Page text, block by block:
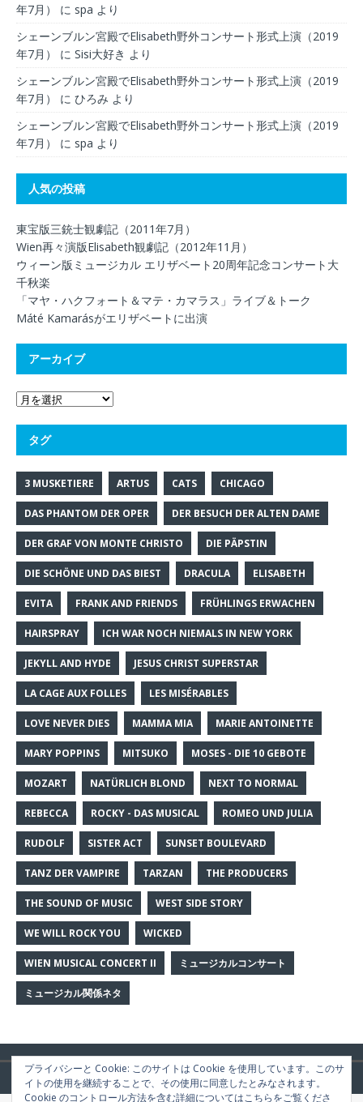
年7月）
に spa より
シェーンブルン宮殿でElisabeth野外コンサート形式上演（2019
年7月）
に Sisi大好き より
シェーンブルン宮殿でElisabeth野外コンサート形式上演（2019
年7月）
に ひろみ より
シェーンブルン宮殿でElisabeth野外コンサート形式上演（2019
年7月）
に spa より
人気の投稿
東宝版三銃士観劇記（2011年7月）
Wien再々演版Elisabeth観劇記（2012年11月）
ウィーン版ミュージカル エリザベート20周年記念コンサート大
千秋楽
「マヤ・ハクフォート＆マテ・カマラス」ライブ＆トーク
Máté Kamarásがエリザベートに出演
アーカイブ
タグ
3 MUSKETIERE ARTUS CATS CHICAGO
DAS PHANTOM DER OPER DER BESUCH DER ALTEN DAME
DER GRAF VON MONTE CHRISTO DIE PÄPSTIN
DIE SCHÖNE UND DAS BIEST DRACULA ELISABETH
EVITA FRANK AND FRIENDS FRÜHLINGS ERWACHEN
HAIRSPRAY ICH WAR NOCH NIEMALS IN NEW YORK
JEKYLL AND HYDE JESUS CHRIST SUPERSTAR
LA CAGE AUX FOLLES LES MISÉRABLES
LOVE NEVER DIES MAMMA MIA MARIE ANTOINETTE
MARY POPPINS MITSUKO MOSES - DIE 10 GEBOTE
MOZART NATÜRLICH BLOND NEXT TO NORMAL
REBECCA ROCKY - DAS MUSICAL ROMEO UND JULIA
RUDOLF SISTER ACT SUNSET BOULEVARD
TANZ DER VAMPIRE TARZAN THE PRODUCERS
THE SOUND OF MUSIC WEST SIDE STORY
WE WILL ROCK YOU WICKED
WIEN MUSICAL CONCERT II ミュージカルコンサート
ミュージカル関係ネタ
Copyright © 2026 | WordPress Theme byMH Themes
プライバシーと Cookie: このサイトは Cookie を使用しています。このサ
イトの使用を継続することで、その使用に同意したとみなされます。
Cookie のコントロール方法を含む詳細についてはこちらをご覧くださ